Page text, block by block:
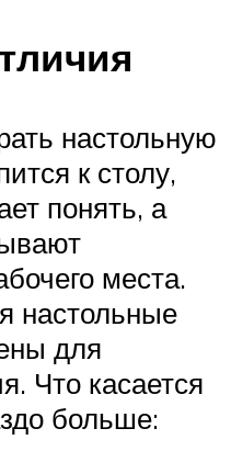
настольную
к столу,
понять, а
места.
настольные
для
Что касается
больше: